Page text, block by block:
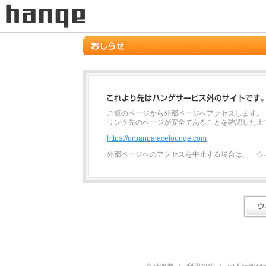
ご覧のページから外部ページへアクセスします。
リンク先のページが安全であることを確認した
https://urbanpalacelounge.com
外部ページへのアクセスを中止する場合は、「